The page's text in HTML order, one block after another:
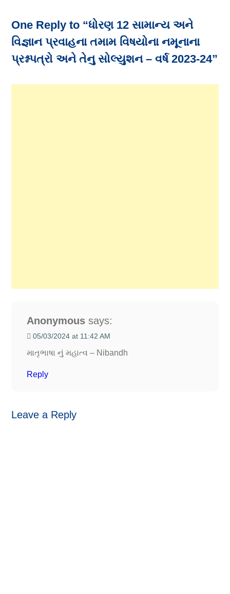
One Reply to “ધોરણ 12 સામાન્ય અને
વિજ્ઞાન પ્રવાહના તમામ વિષયોના નમૂનાના
પ્રશ્નપત્રો અને તેનુ સોલ્યુશન – વર્ષ 2023-24”
Anonymous says:
05/03/2024 at 11:42 AM
માતૃભાષા નું મહાત્વ – Nibandh
Reply
Leave a Reply